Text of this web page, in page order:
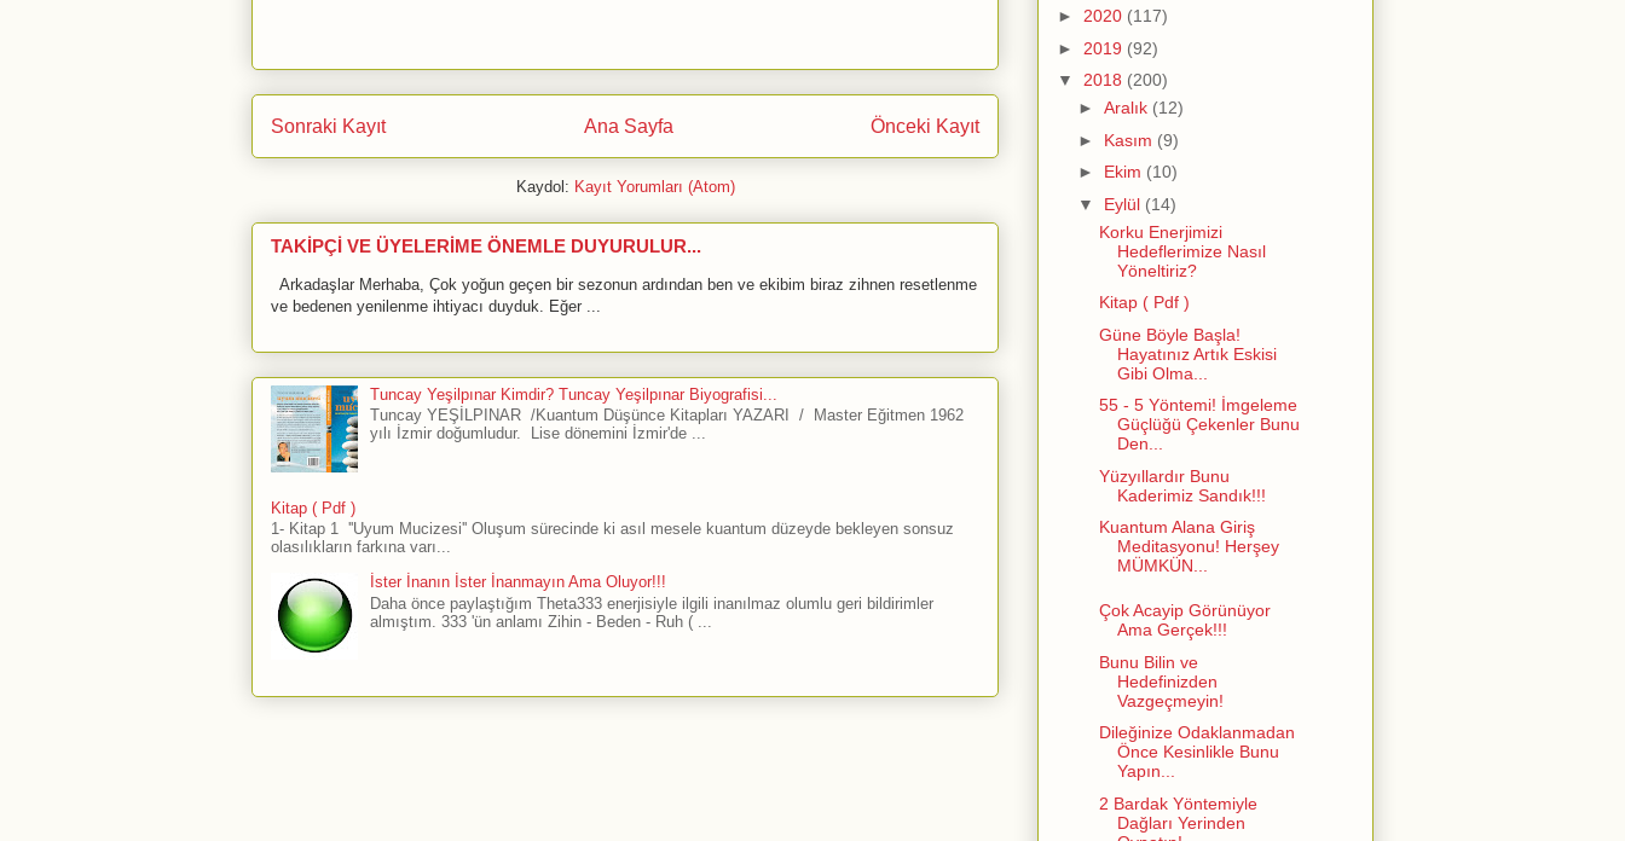
Sonraki Kayıt Önceki Kayıt
Ana Sayfa
Kaydol: Kayıt Yorumları (Atom)
TAKİPÇİ VE ÜYELERİME ÖNEMLE DUYURULUR...
Arkadaşlar Merhaba, Çok yoğun geçen bir sezonun ardından ben ve ekibim biraz zihnen resetlenme
ve bedenen yenilenme ihtiyacı duyduk. Eğer ...
Tuncay Yeşilpınar Kimdir? Tuncay Yeşilpınar Biyografisi...
Tuncay YEŞİLPINAR /Kuantum Düşünce Kitapları YAZARI / Master Eğitmen 1962
yılı İzmir doğumludur. Lise dönemini İzmir'de ...
Kitap ( Pdf )
1- Kitap 1 ''Uyum Mucizesi'' Oluşum sürecinde ki asıl mesele kuantum düzeyde bekleyen sonsuz
olasılıkların farkına varı...
İster İnanın İster İnanmayın Ama Oluyor!!!
Daha önce paylaştığım Theta333 enerjisiyle ilgili inanılmaz olumlu geri bildirimler
almıştım. 333 'ün anlamı Zihin - Beden - Ruh ( ...
► 2020 (117)
► 2019 (92)
▼ 2018 (200)
► Aralık (12)
► Kasım (9)
► Ekim (10)
▼ Eylül (14)
Korku Enerjimizi
Hedeflerimize Nasıl
Yöneltiriz?
Kitap ( Pdf )
Güne Böyle Başla!
Hayatınız Artık Eskisi
Gibi Olma...
55 - 5 Yöntemi! İmgeleme
Güçlüğü Çekenler Bunu
Den...
Yüzyıllardır Bunu
Kaderimiz Sandık!!!
Kuantum Alana Giriş
Meditasyonu! Herşey
MÜMKÜN...
Çok Acayip Görünüyor
Ama Gerçek!!!
Bunu Bilin ve
Hedefinizden
Vazgeçmeyin!
Dileğinize Odaklanmadan
Önce Kesinlikle Bunu
Yapın...
2 Bardak Yöntemiyle
Dağları Yerinden